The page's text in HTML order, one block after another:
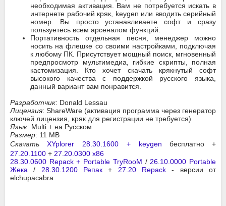
необходимая активация. Вам не потребуется искать в
интернете рабочий кряк, keygen или вводить серийный
номер. Вы просто устанавливаете софт и сразу
пользуетесь всем арсеналом функций.
Портативность отдельная песня, менеджер можно
носить на флешке со своими настройками, подключая
к любому ПК. Присутствует мощный поиск, мгновенный
предпросмотр мультимедиа, гибкие скрипты, полная
кастомизация. Кто хочет скачать крякнутый софт
высокого качества с поддержкой русского языка,
данный вариант вам понравится.
Разработчик: Donald Lessau
Лицензия: ShareWare (активация программа через генератор
ключей лицензия, кряк для регистрации не требуется)
Язык: Multi + на Русском
Размер: 11 MB
Скачать XYplorer 28.30.1600 + keygen бесплатно +
27.20.1100 + 27.20.0300 x86
28.30.0600 Repack + Portable TryRooM / 26.10.0000 Portable
Жека / 28.30.1200 Репак + 27.20 Repack - версии от
elchupacabra